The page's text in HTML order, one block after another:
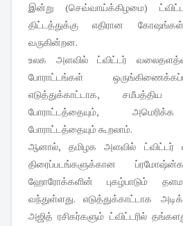
இன்று (செவ்வாய்க்கிழமை)
திட்டத்துக்கு எதிரான
வருகின்றன.
உலக அளவில் ட்விட்டர்
போராட்டங்கள்
எடுத்துக்காட்டாக,
போராட்டத்தையும்,
போராட்டத்தையும் கூறலாம்.
ஆனால், தமிழக அளவில் ட்விட்டர்
திரைப்படங்களுக்கான
ஹோரோக்களின் புகழ்பாடும்
வந்துள்ளது. எடுத்துக்காட்டாக
அஜித் ரசிகர்களும் ட்விட்டரில்